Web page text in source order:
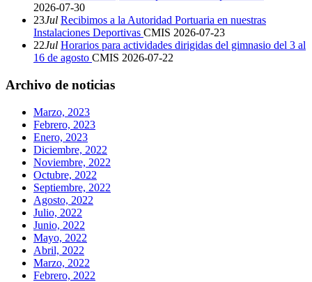
2026-07-30
23Jul Recibimos a la Autoridad Portuaria en nuestras
Instalaciones Deportivas CMIS 2026-07-23
22Jul Horarios para actividades dirigidas del gimnasio del 3 al
16 de agosto CMIS 2026-07-22
Archivo de noticias
Marzo, 2023
Febrero, 2023
Enero, 2023
Diciembre, 2022
Noviembre, 2022
Octubre, 2022
Septiembre, 2022
Agosto, 2022
Julio, 2022
Junio, 2022
Mayo, 2022
Abril, 2022
Marzo, 2022
Febrero, 2022